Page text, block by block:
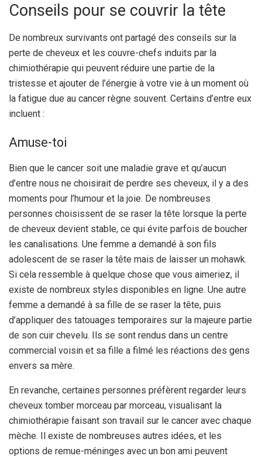
Conseils pour se couvrir la tête
De nombreux survivants ont partagé des conseils sur la
perte de cheveux et les couvre-chefs induits par la
chimiothérapie qui peuvent réduire une partie de la
tristesse et ajouter de l’énergie à votre vie à un moment où
la fatigue due au cancer règne souvent. Certains d’entre eux
incluent :
Amuse-toi
Bien que le cancer soit une maladie grave et qu’aucun
d’entre nous ne choisirait de perdre ses cheveux, il y a des
moments pour l’humour et la joie. De nombreuses
personnes choisissent de se raser la tête lorsque la perte
de cheveux devient stable, ce qui évite parfois de boucher
les canalisations. Une femme a demandé à son fils
adolescent de se raser la tête mais de laisser un mohawk.
Si cela ressemble à quelque chose que vous aimeriez, il
existe de nombreux styles disponibles en ligne. Une autre
femme a demandé à sa fille de se raser la tête, puis
d’appliquer des tatouages ​​temporaires sur la majeure partie
de son cuir chevelu. Ils se sont rendus dans un centre
commercial voisin et sa fille a filmé les réactions des gens
envers sa mère.
En revanche, certaines personnes préfèrent regarder leurs
cheveux tomber morceau par morceau, visualisant la
chimiothérapie faisant son travail sur le cancer avec chaque
mèche. Il existe de nombreuses autres idées, et les
options de remue-méninges avec un bon ami peuvent